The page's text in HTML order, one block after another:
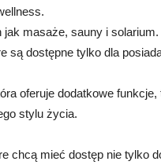
masaże, sauny i solarium.
są dostępne tylko dla
oferuje dodatkowe funkcje,
stylu życia.
chcą mieć dostęp nie tylko